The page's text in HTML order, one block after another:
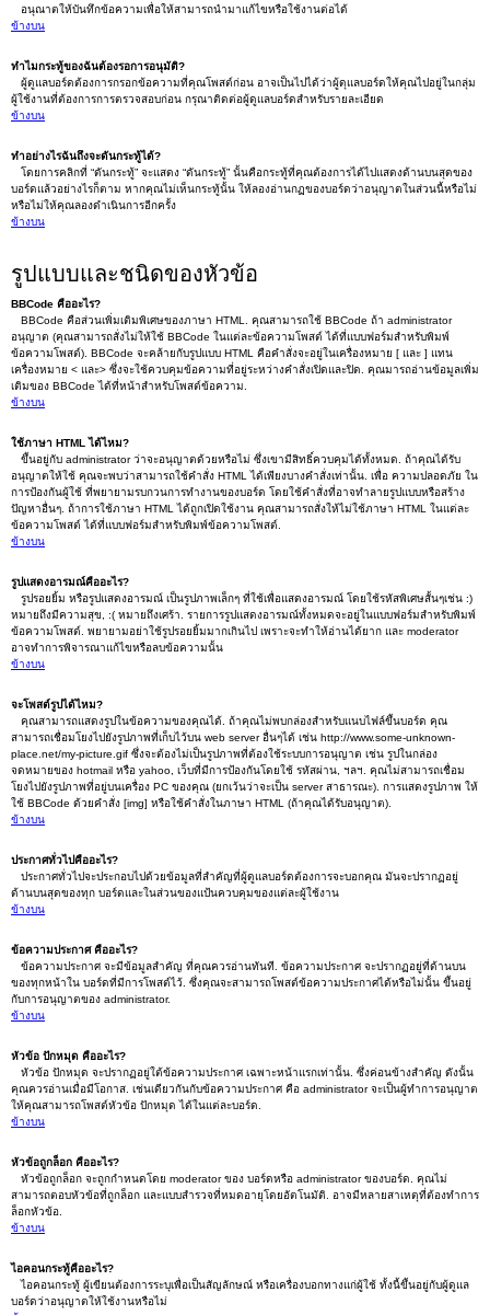
อนุณาตให้บันทึกข้อความเพื่อให้สามารถนำมาแก้ไขหรือใช้งานต่อได้
ข้างบน
ทำไมกระทู้ของฉันต้องรอการอนุมัติ?
ผู้ดูแลบอร์ดต้องการกรอกข้อความที่คุณโพสต์ก่อน อาจเป็นไปได้ว่าผู้ดุแลบอร์ดให้คุณไปอยู่ในกลุ่ม
ผู้ใช้งานที่ต้องการการตรวจสอบก่อน กรุณาติดต่อผู้ดูแลบอร์ดสำหรับรายละเอียด
ข้างบน
ทำอย่างไรฉันถึงจะดันกระทู้ได้?
โดยการคลิกที่ “ดันกระทู้” จะแสดง “ดันกระทู้” นั้นคือกระทู้ที่คุณต้องการได้ไปแสดงด้านบนสุดของ
บอร์ดแล้วอย่างไรก็ตาม หากคุณไม่เห็นกระทู้นั้น ให้ลองอ่านกฏของบอร์ดว่าอนุญาตในส่วนนี้หรือไม่
หรือไม่ให้คุณลองดำเนินการอีกครั้ง
ข้างบน
รูปแบบและชนิดของหัวข้อ
BBCode คืออะไร?
BBCode คือส่วนเพิ่มเติมพิเศษของภาษา HTML. คุณสามารถใช้ BBCode ถ้า administrator
อนุญาต (คุณสามารถสั่งไม่ให้ใช้ BBCode ในแต่ละข้อความโพสต์ ได้ที่แบบฟอร์มสำหรับพิมพ์
ข้อความโพสต์). BBCode จะคล้ายกับรูปแบบ HTML คือคำสั่งจะอยู่ในเครื่องหมาย [ และ ] แทน
เครื่องหมาย < และ> ซึ่งจะใช้ควบคุมข้อความที่อยู่ระหว่างคำสั่งเปิดและปิด. คุณมารถอ่านข้อมูลเพิ่ม
เติมของ BBCode ได้ที่หน้าสำหรับโพสต์ข้อความ.
ข้างบน
ใช้ภาษา HTML ได้ไหม?
ขึ้นอยู่กับ administrator ว่าจะอนุญาตด้วยหรือไม่ ซึ่งเขามีสิทธิ์ควบคุมได้ทั้งหมด. ถ้าคุณได้รับ
อนุญาตให้ใช้ คุณจะพบว่าสามารถใช้คำสั่ง HTML ได้เพียงบางคำสั่งเท่านั้น. เพื่อ ความปลอดภัย ใน
การป้องกันผู้ใช้ ที่พยายามรบกวนการทำงานของบอร์ด โดยใช้คำสั่งที่อาจทำลายรูปแบบหรือสร้าง
ปัญหาอื่นๆ. ถ้าการใช้ภาษา HTML ได้ถูกเปิดใช้งาน คุณสามารถสั่งให้ไม่ใช้ภาษา HTML ในแต่ละ
ข้อความโพสต์ ได้ที่แบบฟอร์มสำหรับพิมพ์ข้อความโพสต์.
ข้างบน
รูปแสดงอารมณ์คืออะไร?
รูปรอยยิ้ม หรือรูปแสดงอารมณ์ เป็นรูปภาพเล็กๆ ที่ใช้เพื่อแสดงอารมณ์ โดยใช้รหัสพิเศษสั้นๆเช่น :)
หมายถึงมีความสุข, :( หมายถึงเศร้า. รายการรูปแสดงอารมณ์ทั้งหมดจะอยู่ในแบบฟอร์มสำหรับพิมพ์
ข้อความโพสต์. พยายามอย่าใช้รูปรอยยิ้มมากเกินไป เพราะจะทำให้อ่านได้ยาก และ moderator
อาจทำการพิจารณาแก้ไขหรือลบข้อความนั้น
ข้างบน
จะโพสต์รูปได้ไหม?
คุณสามารถแสดงรูปในข้อความของคุณได้. ถ้าคุณไม่พบกล่องสำหรับแนบไฟล์ขึ้นบอร์ด คุณ
สามารถเชื่อมโยงไปยังรูปภาพที่เก็บไว้บน web server อื่นๆได้ เช่น http://www.some-unknown-
place.net/my-picture.gif ซึ่งจะต้องไม่เป็นรูปภาพที่ต้องใช้ระบบการอนุญาต เช่น รูปในกล่อง
จดหมายของ hotmail หรือ yahoo, เว็บที่มีการป้องกันโดยใช้ รหัสผ่าน, ฯลฯ. คุณไม่สามารถเชื่อม
โยงไปยังรูปภาพที่อยู่บนเครื่อง PC ของคุณ (ยกเว้นว่าจะเป็น server สาธารณะ). การแสดงรูปภาพ ให้
ใช้ BBCode ด้วยคำสั่ง [img] หรือใช้คำสั่งในภาษา HTML (ถ้าคุณได้รับอนุญาต).
ข้างบน
ประกาศทั่วไปคืออะไร?
ประกาศทั่วไปจะประกอบไปด้วยข้อมูลที่สำคัญที่ผู้ดูแลบอร์ดต้องการจะบอกคุณ มันจะปรากฏอยู่
ด้านบนสุดของทุก บอร์ดและในส่วนของแป้นควบคุมของแต่ละผู้ใช้งาน
ข้างบน
ข้อความประกาศ คืออะไร?
ข้อความประกาศ จะมีข้อมูลสำคัญ ที่คุณควรอ่านทันที. ข้อความประกาศ จะปรากฏอยู่ที่ด้านบน
ของทุกหน้าใน บอร์ดที่มีการโพสต์ไว้. ซึ่งคุณจะสามารถโพสต์ข้อความประกาศได้หรือไม่นั้น ขึ้นอยู่
กับการอนุญาตของ administrator.
ข้างบน
หัวข้อ ปักหมุด คืออะไร?
หัวข้อ ปักหมุด จะปรากฏอยู่ใต้ข้อความประกาศ เฉพาะหน้าแรกเท่านั้น. ซึ่งค่อนข้างสำคัญ ดังนั้น
คุณควรอ่านเมื่อมีโอกาส. เช่นเดียวกันกับข้อความประกาศ คือ administrator จะเป็นผู้ทำการอนุญาต
ให้คุณสามารถโพสต์หัวข้อ ปักหมุด ได้ในแต่ละบอร์ด.
ข้างบน
หัวข้อถูกล็อก คืออะไร?
หัวข้อถูกล็อก จะถูกกำหนดโดย moderator ของ บอร์ดหรือ administrator ของบอร์ด. คุณไม่
สามารถตอบหัวข้อที่ถูกล็อก และแบบสำรวจที่หมดอายุโดยอัตโนมัติ. อาจมีหลายสาเหตุที่ต้องทำการ
ล็อกหัวข้อ.
ข้างบน
ไอคอนกระทู้คืออะไร?
ไอคอนกระทู้ ผู้เขียนต้องการระบุเพื่อเป็นสัญลักษณ์ หรือเครื่องบอกทางแก่ผู้ใช้ ทั้งนี้ขึ้นอยู่กับผู้ดูแล
บอร์ดว่าอนุญาตให้ใช้งานหรือไม่